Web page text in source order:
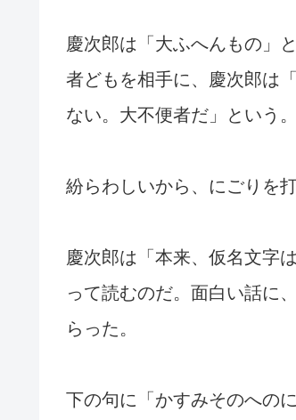
慶次郎は「大ふへんもの」
者どもを相手に、慶次郎は
ない。大不便者だ」という
紛らわしいから、にごりを
慶次郎は「本来、仮名文字
って読むのだ。面白い話に
らった。
下の句に「かすみそのへの